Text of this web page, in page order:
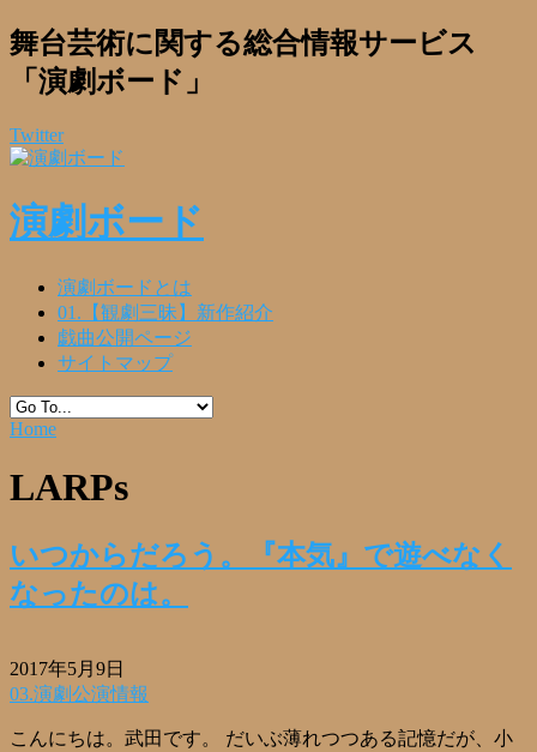
舞台芸術に関する総合情報サービス
「演劇ボード」
Twitter
演劇ボード
演劇ボードとは
01.【観劇三昧】新作紹介
戯曲公開ページ
サイトマップ
Home
LARPs
いつからだろう。『本気』で遊べなく
なったのは。
2017年5月9日
03.演劇公演情報
こんにちは。武田です。 だいぶ薄れつつある記憶だが、小